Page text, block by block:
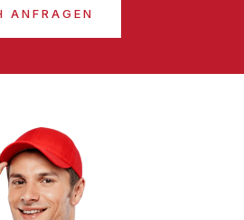
ANFRAGEN